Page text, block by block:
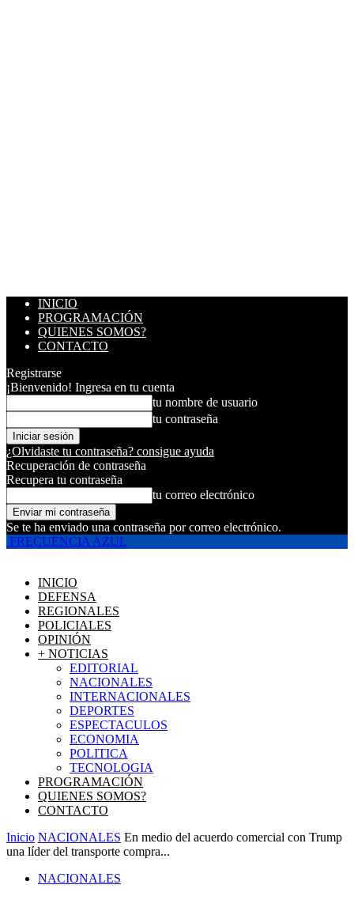
INICIO
PROGRAMACIÓN
QUIENES SOMOS?
CONTACTO
Registrarse
¡Bienvenido! Ingresa en tu cuenta
tu nombre de usuario
tu contraseña
¿Olvidaste tu contraseña? consigue ayuda
Recuperación de contraseña
Recupera tu contraseña
tu correo electrónico
Se te ha enviado una contraseña por correo electrónico.
FRECUENCIA AZUL
INICIO
DEFENSA
REGIONALES
POLICIALES
OPINIÓN
+ NOTICIAS
EDITORIAL
NACIONALES
INTERNACIONALES
DEPORTES
ESPECTACULOS
ECONOMIA
POLITICA
TECNOLOGIA
PROGRAMACIÓN
QUIENES SOMOS?
CONTACTO
Inicio NACIONALES En medio del acuerdo comercial con Trump
una líder del transporte compra...
NACIONALES